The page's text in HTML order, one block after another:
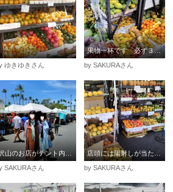
ゆきゆきさん
果物一杯です 必ず３つで5$とかの表示がされています
by SAKURAさん
SAKURAさん
店頭には陽射しが当たらない様にパパイヤの上に段ボールを乗せて
by SAKURAさん